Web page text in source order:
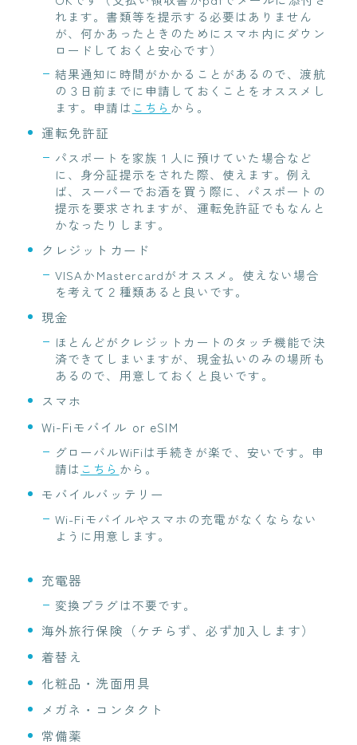
れます。書類等を提示する必要はありません
が、何かあったときのためにスマホ内にダウン
ロードしておくと安心です）
結果通知に時間がかかることがあるので、渡航
の３日前までに申請しておくことをオススメし
ます。申請は こちら から。
運転免許証
パスポートを家族１人に預けていた場合など
に、身分証提示をされた際、使えます。例え
ば、スーパーでお酒を買う際に、パスポートの
提示を要求されますが、運転免許証でもなんと
かなったりします。
クレジットカード
VISAかMastercardがオススメ。使えない場合
を考えて２種類あると良いです。
現金
ほとんどがクレジットカートのタッチ機能で決
済できてしまいますが、現金払いのみの場所も
あるので、用意しておくと良いです。
スマホ
Wi-Fiモバイル or eSIM
グローバルWiFiは手続きが楽で、安いです。申
請は こちら から。
モバイルバッテリー
Wi-Fiモバイルやスマホの充電がなくならない
ように用意します。
充電器
変換プラグは不要です。
海外旅行保険（ケチらず、必ず加入します）
着替え
化粧品・洗面用具
メガネ・コンタクト
常備薬